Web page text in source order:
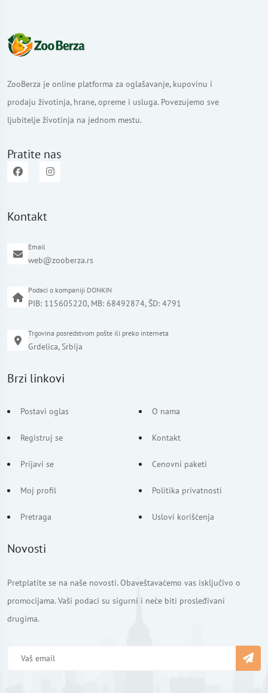
ZooBerza je online platforma za oglašavanje, kupovinu i
prodaju životinja, hrane, opreme i usluga. Povezujemo sve
ljubitelje životinja na jednom mestu.
Pratite nas
Kontakt
Email
web@zooberza.rs
Podaci o kompaniji DONKIN
PIB: 115605220, MB: 68492874, ŠD: 4791
Trgovina posredstvom pošte ili preko interneta
Grdelica, Srbija
Brzi linkovi
Postavi oglas
Registruj se
Prijavi se
Moj profil
Pretraga
O nama
Kontakt
Cenovni paketi
Politika privatnosti
Uslovi korišćenja
Novosti
Pretplatite se na naše novosti. Obaveštavaćemo vas isključivo o
promocijama. Vaši podaci su sigurni i neće biti prosleđivani
drugima.